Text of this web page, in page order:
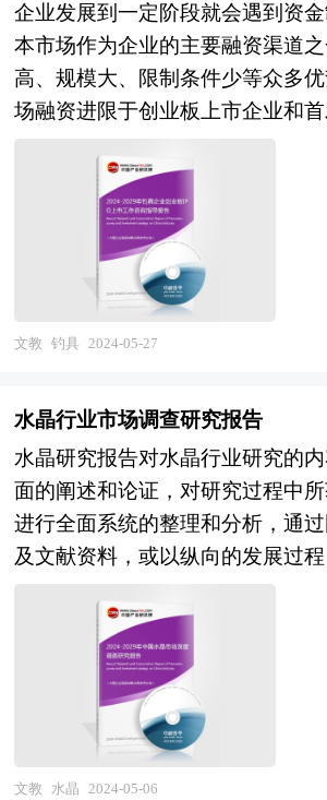
碳中和的提出后，全球节能减排
段，越来越多的国家相应号召加入
越多的企业也开始谋划节能减排
出了许多成绩。 在双碳背景下，
都受到了不同程度的影响，一方
电等行业受到了较大的挑战，对
更高要求，被倒逼转型。而另一
新的需求，给金融、环保、新能
发展机遇， 本研究咨询报告由中
领衔撰写，在大量周密的市场调
据了国家统计局、国家商务部、国
国行业研究网、全国及海外多种相
础信息等公布和提供的大量资料
角度地对中国碳排放市场进行了
总结中国碳排放发展历程的基础
各方面因素，对中国碳中和的发展
和审慎的预测论证。报告资料详
有深入的分析，又有直观的比较
业在激烈的市场竞争中洞察先机
对自身环境调整经营策略。
企业发展到一定阶段就会遇到资
本市场作为企业的主要融资渠道
高、规模大、限制条件少等众多
场融资进限于创业板上市企业和
业，企业的创业板上市问题就变得
业创业板上市有以下好处： 1、创
后均有机会筹集资金，以获得资本
扩大股东基础，使公司的股票在
通量； 3、向员工授予购股权作为
加员工的归属感； 4、提高公司（
上地位及知名度，赢取顾客信供应
信贷额度； 6、创业板上市发行人
控、资讯管理及营运系统，公司
7、通过创业板上市融资筹集资本
康发展，做大做强，成为长寿百
业创业板上市可以考虑在深圳企
克等多个证券交易市场，每个市
件与实施过程均有所不同。 在这
具行业企业在国内创业板上市常
给出建议，除此之外针对企业存
相应的解答方案。这对于有意创
有极好的参考价值和指导意义。
文教 钓具 2024-05-27
水晶行业市场调查研究报告
水晶研究报告对水晶行业研究的
面的阐述和论证，对研究过程中
进行全面系统的整理和分析，通
及文献资料，或以纵向的发展过
析提出论点、分析论据，进行论
如实地反映客观情况，叙述、说
恰如其分。文字、用词应力求准
字也简单、明了、通顺、流畅，
研究的效果准确地、科学地表达
告以行业为研究对象，并基于行
济运行数据，行业供需现状，行业
文教 水晶 2024-05-06